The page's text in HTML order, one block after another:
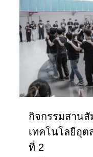
กิจกรรมสาน
เทคโนโลยีอุต
ที่ 2